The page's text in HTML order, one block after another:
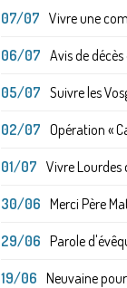
07/07 Vivre une
06/07 Avis de
05/07 Suivre les
02/07 Opération «
01/07 Vivre Lourdes
30/06 Merci Père
29/06 Parole
19/06 Neuvaine